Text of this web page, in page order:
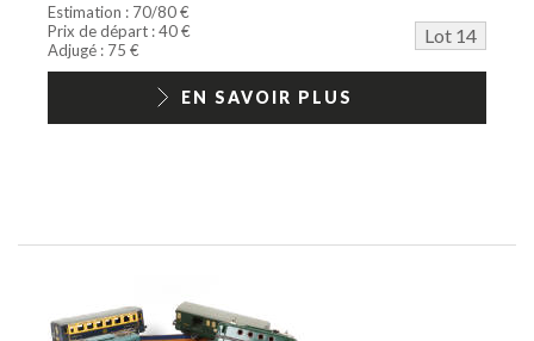
Estimation : 70/80 €
Prix de départ : 40 €
Lot 14
Adjugé : 75 €
EN SAVOIR PLUS